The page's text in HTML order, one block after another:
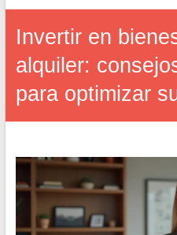
Invertir en
alquiler:
para optimizar